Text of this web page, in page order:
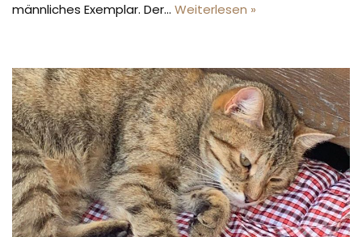
männliches Exemplar. Der… Weiterlesen »